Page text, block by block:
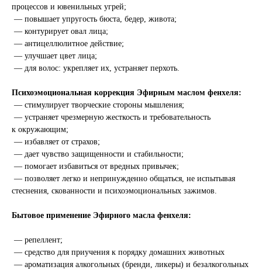
процессов и ювенильных угрей;
— повышает упругость бюста, бедер, живота;
— контурирует овал лица;
— антицеллюлитное действие;
— улучшает цвет лица;
— для волос: укрепляет их, устраняет перхоть.
Психоэмоциональная коррекция Эфирным маслом фенхеля:
— стимулирует творческие стороны мышления;
— устраняет чрезмерную жесткость и требовательность
к окружающим;
— избавляет от страхов;
— дает чувство защищенности и стабильности;
— помогает избавиться от вредных привычек;
— позволяет легко и непринужденно общаться, не испытывая
стеснения, скованности и психоэмоциональных зажимов.
Бытовое применение Эфирного масла фенхеля:
— репеллент;
— средство для приучения к порядку домашних животных
— ароматизация алкогольных (бренди, ликеры) и безалкогольных